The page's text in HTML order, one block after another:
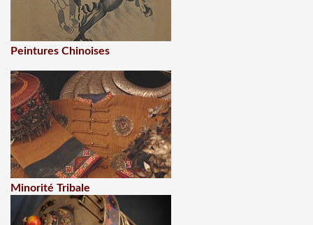
Peintures Chinoises
Minorité Tribale